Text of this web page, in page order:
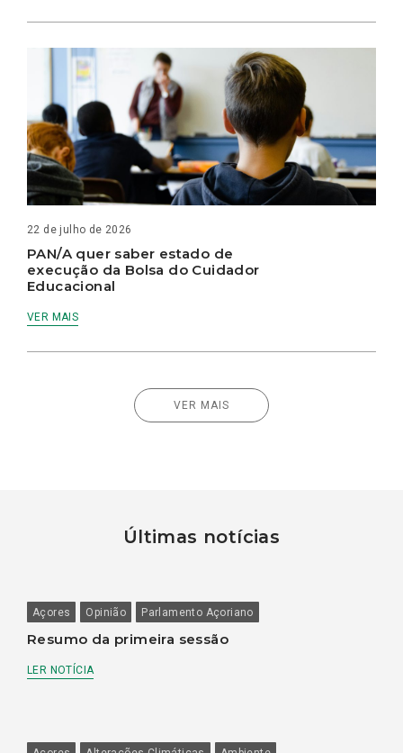
22 de julho de 2026
PAN/A quer saber estado de
execução da Bolsa do Cuidador
Educacional
VER MAIS
VER MAIS
Últimas notícias
Açores Opinião Parlamento Açoriano
Resumo da primeira sessão
LER NOTÍCIA